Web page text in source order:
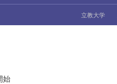
立教大学
始